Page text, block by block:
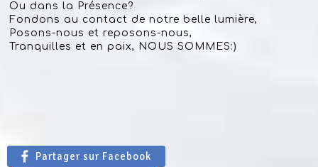
Ou dans la Présence?
Fondons au contact de notre belle lumière,
Posons-nous et reposons-nous,
Tranquilles et en paix, NOUS SOMMES:)
Partager sur Facebook